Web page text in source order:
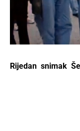
Rijedan snimak